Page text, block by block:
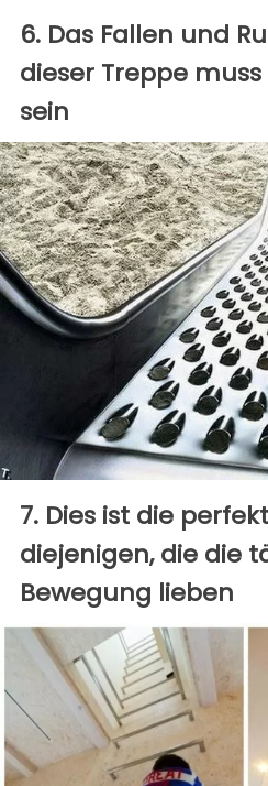
6. Das Fallen und
dieser Treppe
sein
7. Dies ist die
diejenigen, die die
Bewegung lieben